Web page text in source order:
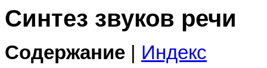
Синтез звуков речи
Содержание
Индекс